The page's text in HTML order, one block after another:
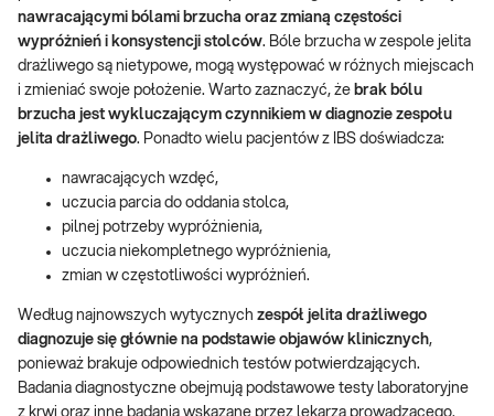
nawracającymi bólami brzucha oraz zmianą częstości
wypróżnień i konsystencji stolców. Bóle brzucha w zespole jelita
drażliwego są nietypowe, mogą występować w różnych miejscach
i zmieniać swoje położenie. Warto zaznaczyć, że brak bólu
brzucha jest wykluczającym czynnikiem w diagnozie zespołu
jelita drażliwego. Ponadto wielu pacjentów z IBS doświadcza:
nawracających wzdęć,
uczucia parcia do oddania stolca,
pilnej potrzeby wypróżnienia,
uczucia niekompletnego wypróżnienia,
zmian w częstotliwości wypróżnień.
Według najnowszych wytycznych zespół jelita drażliwego
diagnozuje się głównie na podstawie objawów klinicznych,
ponieważ brakuje odpowiednich testów potwierdzających.
Badania diagnostyczne obejmują podstawowe testy laboratoryjne